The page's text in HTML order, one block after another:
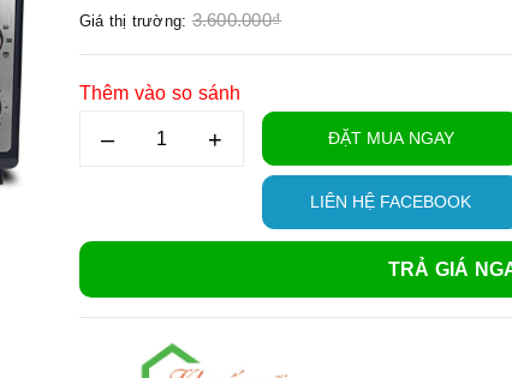
Giá thị trường: 3.600.000₫
Thêm vào so sánh
– + ĐẶT MUA NGAY
LIÊN HỆ FACEBOOK
TRẢ GIÁ